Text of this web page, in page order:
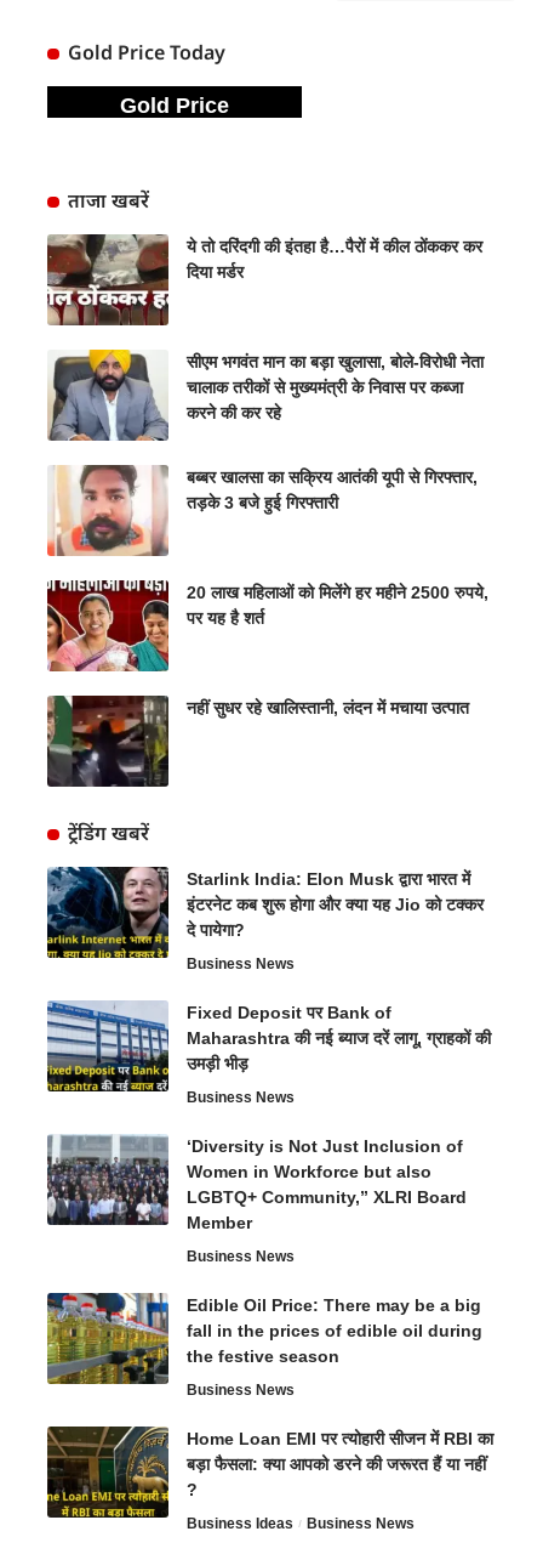
Gold Price Today
Gold Price
ताजा खबरें
ये तो दरिंदगी की इंतहा है…पैरों में कील ठोंककर कर
दिया मर्डर
सीएम भगवंत मान का बड़ा खुलासा, बोले-विरोधी नेता
चालाक तरीकों से मुख्यमंत्री के निवास पर कब्जा
करने की कर रहे
बब्बर खालसा का सक्रिय आतंकी यूपी से गिरफ्तार,
तड़के 3 बजे हुई गिरफ्तारी
20 लाख महिलाओं को मिलेंगे हर महीने 2500 रुपये,
पर यह है शर्त
नहीं सुधर रहे खालिस्तानी, लंदन में मचाया उत्पात
ट्रेंडिंग खबरें
Starlink India: Elon Musk द्वारा भारत में
इंटरनेट कब शुरू होगा और क्या यह Jio को टक्कर
दे पायेगा?
Business News
Fixed Deposit पर Bank of
Maharashtra की नई ब्याज दरें लागू, ग्राहकों की
उमड़ी भीड़
Business News
‘Diversity is Not Just Inclusion of
Women in Workforce but also
LGBTQ+ Community,” XLRI Board
Member
Business News
Edible Oil Price: There may be a big
fall in the prices of edible oil during
the festive season
Business News
Home Loan EMI पर त्योहारी सीजन में RBI का
बड़ा फैसला: क्या आपको डरने की जरूरत हैं या नहीं
?
Business Ideas Business News